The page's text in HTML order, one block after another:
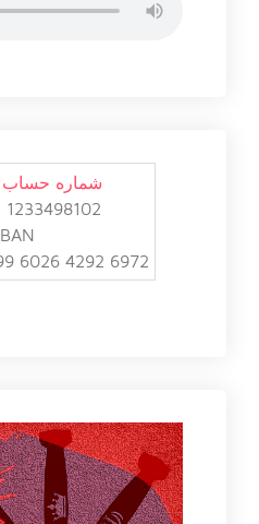
شماره
1233498102
6026 4292 6972